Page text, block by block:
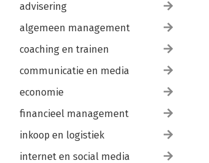
advisering
algemeen management
coaching en trainen
communicatie en media
economie
financieel management
inkoop en logistiek
internet en social media